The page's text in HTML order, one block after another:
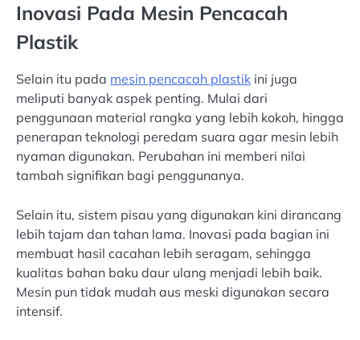
Inovasi Pada Mesin Pencacah
Plastik
Selain itu pada mesin pencacah plastik ini juga
meliputi banyak aspek penting. Mulai dari
penggunaan material rangka yang lebih kokoh, hingga
penerapan teknologi peredam suara agar mesin lebih
nyaman digunakan. Perubahan ini memberi nilai
tambah signifikan bagi penggunanya.
Selain itu, sistem pisau yang digunakan kini dirancang
lebih tajam dan tahan lama. Inovasi pada bagian ini
membuat hasil cacahan lebih seragam, sehingga
kualitas bahan baku daur ulang menjadi lebih baik.
Mesin pun tidak mudah aus meski digunakan secara
intensif.